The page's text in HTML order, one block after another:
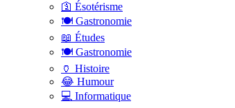
🛐 Ésotérisme
🍽️ Gastronomie
📖 Études
🍽️ Gastronomie
🏺 Histoire
😂 Humour
💻 Informatique